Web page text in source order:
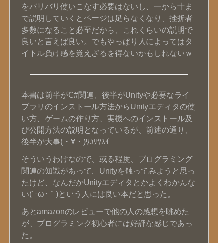
をバリバリ使いこなす必要はないし、一から十ま
で説明していくとページは足らなくなり、挫折者
多数になること必至だから、これくらいの説明で
良いと言えば良い。でもやっぱり人によってはタ
イトル負け感を覚えざるを得ないかもしれないｗ
本書は前半がC#関連、後半がUnityや必要なライ
ブラリのインストール方法からUnityエディタの使
い方、ゲームの作り方、実機へのインストール及
び公開方法の説明となっているが、前述の通り、
後半が大事(・∀・)ﾜｶﾘﾔｽｲ
そういうわけなので、或る程度、プログラミング
関連の知識があって、Unityを触ってみようと思っ
たけど、なんだかUnityエディタとかよくわかんな
い(´･ω･｀)という人には良い本だと思った。
あとamazonのレビューで他の人の感想を眺めた
が、プログラミング初心者には好評な感じであっ
た。